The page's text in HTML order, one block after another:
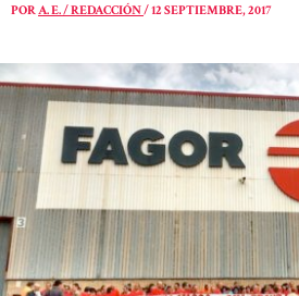
PORA. E. / REDACCIÓN/12 SEPTIEMBRE, 2017